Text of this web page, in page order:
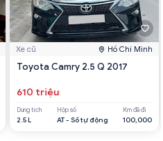
Xe cũ Hồ Chí Minh
Toyota Camry 2.5 Q 2017
610 triệu
Dung tích
2.5 L
Hộp số
AT - Số tự động
Km đã đi
100,000